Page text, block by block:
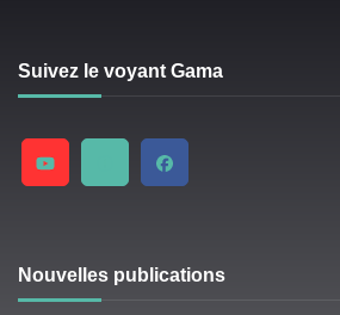
Suivez le voyant Gama
Nouvelles publications